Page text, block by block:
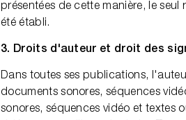
présentées de cette manière, le
été établi.
3. Droits d'auteur et droit des
Dans toutes ses publications,
documents sonores, séquences
sonores, séquences vidéo et textes